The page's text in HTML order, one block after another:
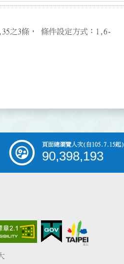
之3條， 條件設定方式：1,6-
頁面總瀏覽人次(自105.7.15起)
90,398,193